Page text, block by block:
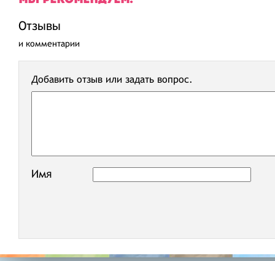
Отзывы
и комментарии
Добавить отзыв или задать вопрос.
Имя